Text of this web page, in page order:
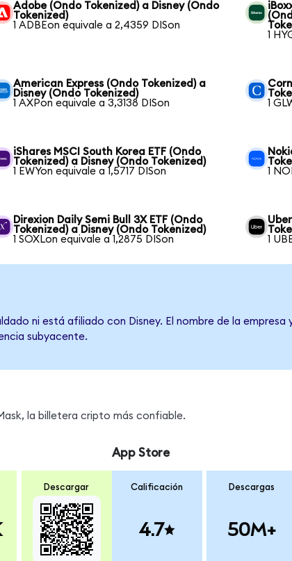
Adobe (Ondo Tokenized) a Disney (Ondo
Tokenized)
1 ADBEon equivale a 2,4359 DISon
1
American Express (Ondo Tokenized) a
Disney (Ondo Tokenized)
1 AXPon equivale a 3,3138 DISon
1
iShares MSCI South Korea ETF (Ondo
Tokenized) a Disney (Ondo Tokenized)
1 EWYon equivale a 1,5717 DISon
1
Direxion Daily Semi Bull 3X ETF (Ondo
Tokenized) a Disney (Ondo Tokenized)
1 SOXLon equivale a 1,2875 DISon
1
ni está afiliado con Disney. El nombre de la empresa
subyacente.
la billetera cripto más confiable.
Descargar
App Store
Calificación
4.7
Descargas
50M+